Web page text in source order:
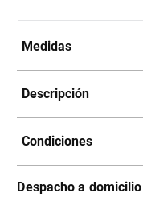
Medidas
Descripción
Condiciones
Despacho a domicilio